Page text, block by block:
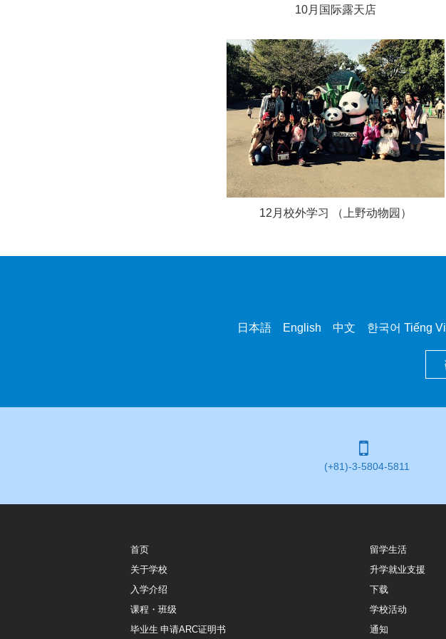
10月国际露天店
12月校外学习 （上野动物园）
日本語 English 中文 한국어 Tiếng
(+81)-3-5804-5811
首页
关于学校
入学介绍
课程・班级
毕业生 申请ARC证明书
留学生活
升学就业支援
下载
学校活动
通知